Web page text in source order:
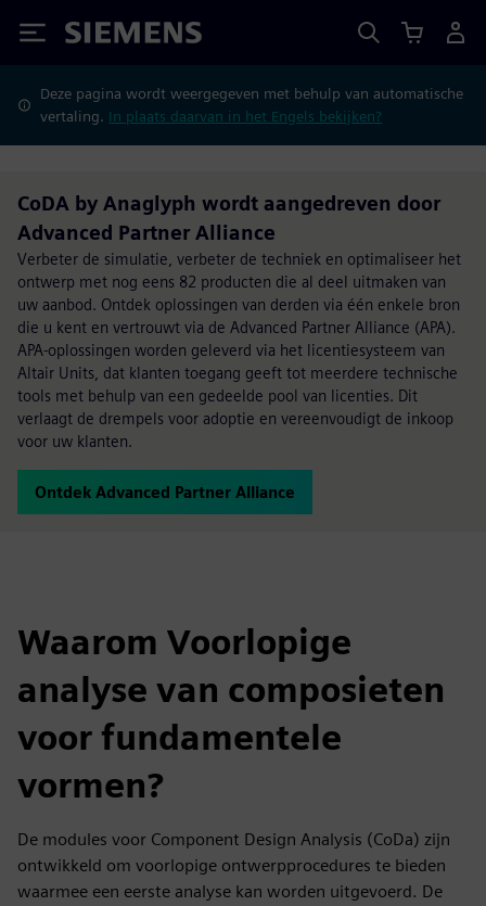
Siemens
Deze pagina wordt weergegeven met behulp van automatische
vertaling. In plaats daarvan in het Engels bekijken?
CoDA by Anaglyph wordt aangedreven door
Advanced Partner Alliance
Verbeter de simulatie, verbeter de techniek en optimaliseer het
ontwerp met nog eens 82 producten die al deel uitmaken van
uw aanbod. Ontdek oplossingen van derden via één enkele bron
die u kent en vertrouwt via de Advanced Partner Alliance (APA).
APA-oplossingen worden geleverd via het licentiesysteem van
Altair Units, dat klanten toegang geeft tot meerdere technische
tools met behulp van een gedeelde pool van licenties. Dit
verlaagt de drempels voor adoptie en vereenvoudigt de inkoop
voor uw klanten.
Ontdek Advanced Partner Alliance
Waarom Voorlopige
analyse van composieten
voor fundamentele
vormen?
De modules voor Component Design Analysis (CoDa) zijn
ontwikkeld om voorlopige ontwerpprocedures te bieden
waarmee een eerste analyse kan worden uitgevoerd. De